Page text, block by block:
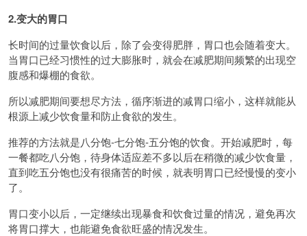
2.变大的胃口
长时间的过量饮食以后，除了会变得肥胖，胃口也会随着变大。
当胃口已经习惯性的过大膨胀时，就会在减肥期间频繁的出现空
腹感和爆棚的食欲。
所以减肥期间要想尽方法，循序渐进的减胃口缩小，这样就能从
根源上减少饮食量和防止食欲的发生。
推荐的方法就是八分饱-七分饱-五分饱的饮食。开始减肥时，每
一餐都吃八分饱，待身体适应差不多以后在稍微的减少饮食量，
直到吃五分饱也没有很痛苦的时候，就表明胃口已经慢慢的变小
了。
胃口变小以后，一定继续出现暴食和饮食过量的情况，避免再次
将胃口撑大，也能避免食欲旺盛的情况发生。